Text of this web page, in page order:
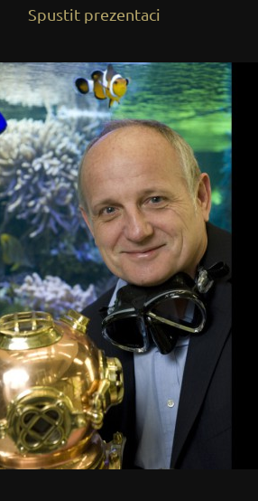
Spustit prezentaci